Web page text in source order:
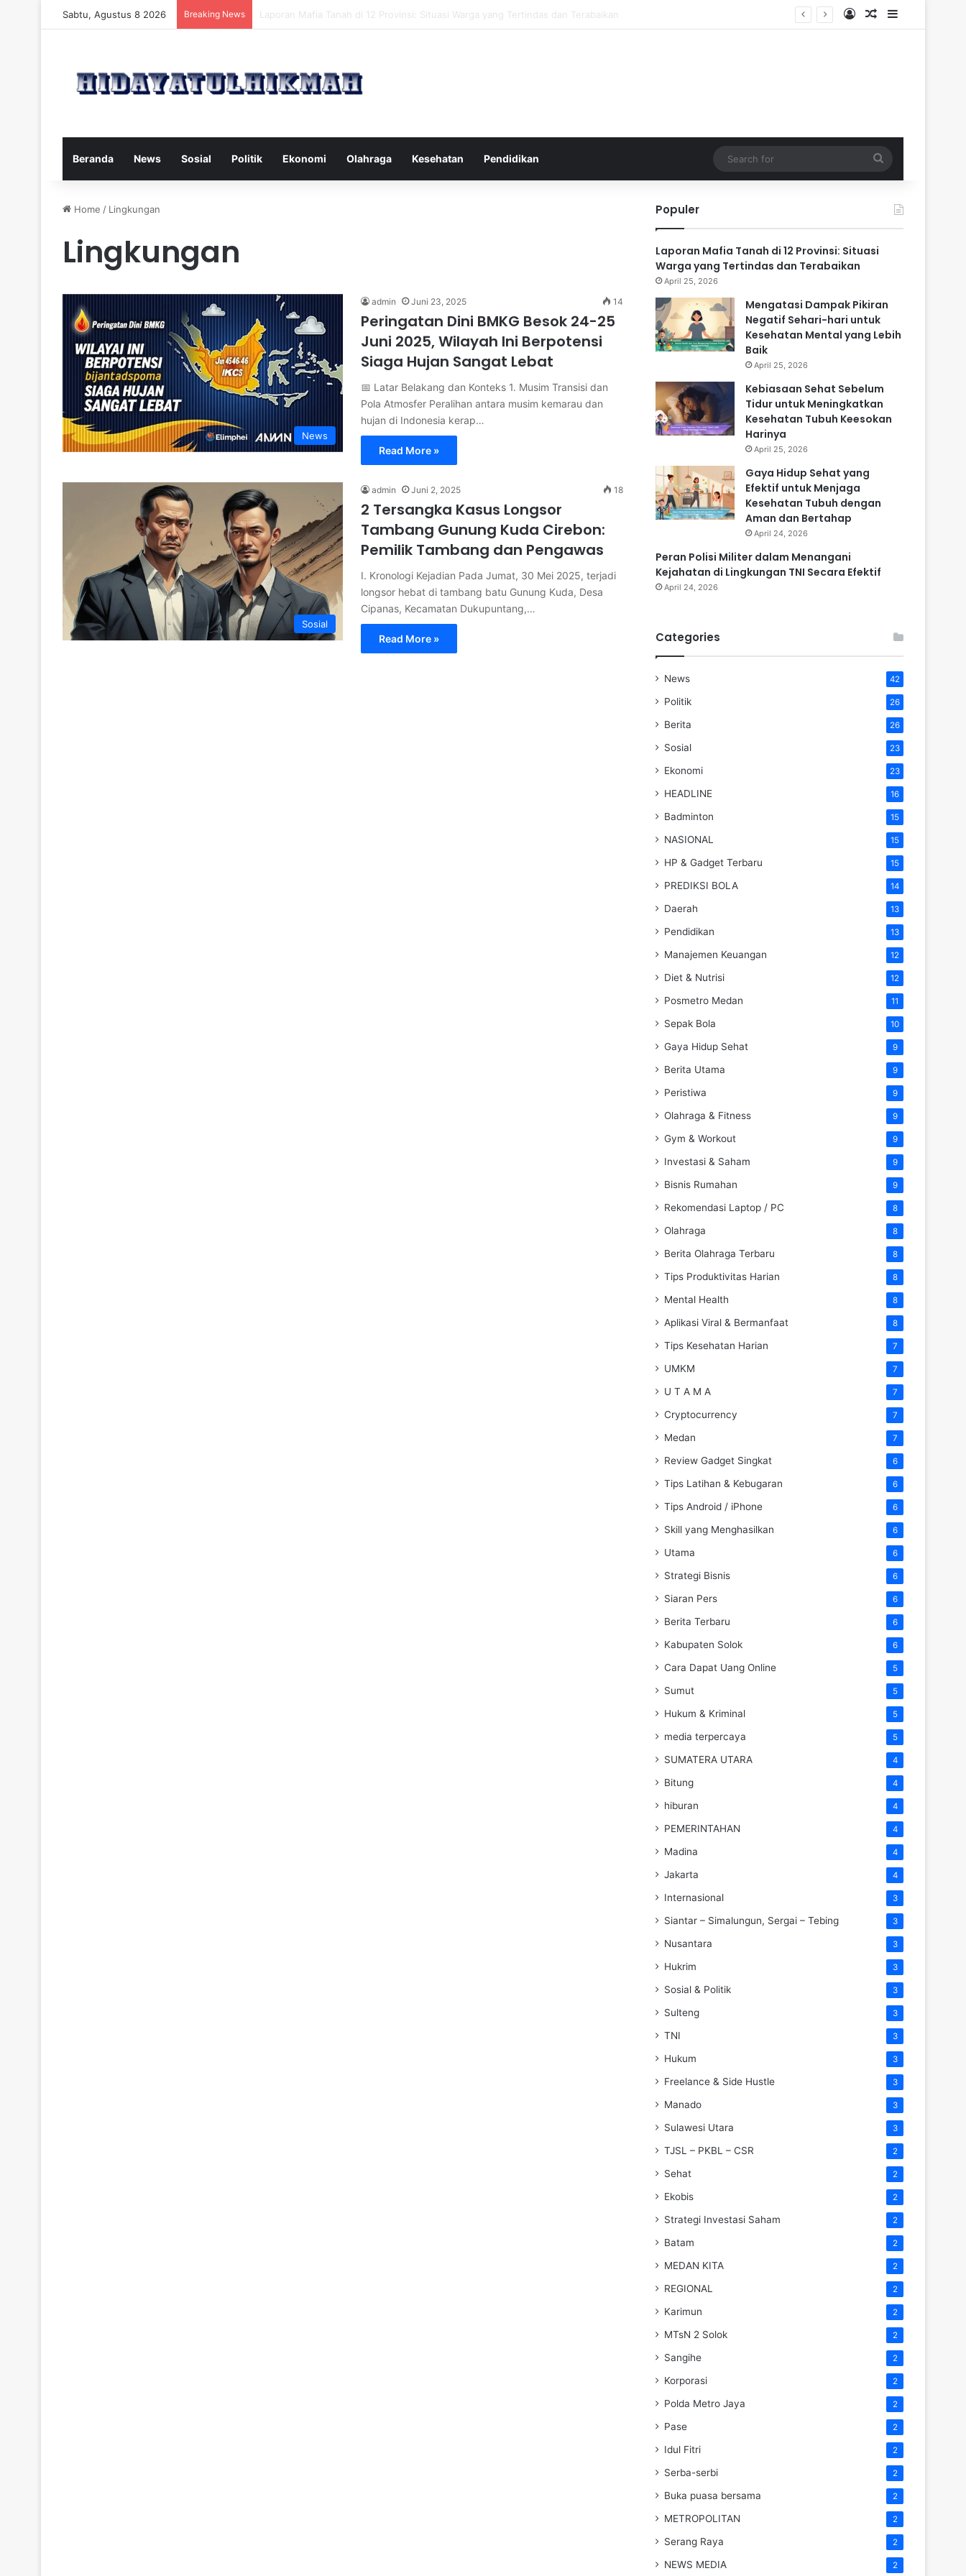
Sabtu, Agustus 8 2026 Breaking News Mengatasi Dampak Pikiran Negatif Sehari-hari untuk Kesehatan Mental yang Lebih Baik Log InRandom Article
Sidebar
Beranda News Sosial Politik Ekonomi Olahraga Kesehatan Pendidikan
for
Home / Lingkungan
Lingkungan
News
admin Juni 23, 2025 14
Peringatan Dini BMKG Besok 24-25
Juni 2025, Wilayah Ini Berpotensi
Siaga Hujan Sangat Lebat
📅 Latar Belakang dan Konteks 1. Musim Transisi dan
Pola Atmosfer Peralihan antara musim kemarau dan
hujan di Indonesia kerap…
Read More »
Sosial
admin Juni 2, 2025 18
2 Tersangka Kasus Longsor
Tambang Gunung Kuda Cirebon:
Pemilik Tambang dan Pengawas
I. Kronologi Kejadian Pada Jumat, 30 Mei 2025, terjadi
longsor hebat di tambang batu Gunung Kuda, Desa
Cipanas, Kecamatan Dukupuntang,…
Read More »
Populer
Laporan Mafia Tanah di 12 Provinsi: Situasi
Warga yang Tertindas dan Terabaikan
April 25, 2026
Mengatasi Dampak Pikiran
Negatif Sehari-hari untuk
Kesehatan Mental yang Lebih
Baik
April 25, 2026
Kebiasaan Sehat Sebelum
Tidur untuk Meningkatkan
Kesehatan Tubuh Keesokan
Harinya
April 25, 2026
Gaya Hidup Sehat yang
Efektif untuk Menjaga
Kesehatan Tubuh dengan
Aman dan Bertahap
April 24, 2026
Peran Polisi Militer dalam Menangani
Kejahatan di Lingkungan TNI Secara Efektif
April 24, 2026
Categories
News 42
Politik 26
Berita 26
Sosial 23
Ekonomi 23
HEADLINE 16
Badminton 15
NASIONAL 15
HP & Gadget Terbaru 15
PREDIKSI BOLA 14
Daerah 13
Pendidikan 13
Manajemen Keuangan 12
Diet & Nutrisi 12
Posmetro Medan 11
Sepak Bola 10
Gaya Hidup Sehat 9
Berita Utama 9
Peristiwa 9
Olahraga & Fitness 9
Gym & Workout 9
Investasi & Saham 9
Bisnis Rumahan 9
Rekomendasi Laptop / PC 8
Olahraga 8
Berita Olahraga Terbaru 8
Tips Produktivitas Harian 8
Mental Health 8
Aplikasi Viral & Bermanfaat 8
Tips Kesehatan Harian 7
UMKM 7
U T A M A 7
Cryptocurrency 7
Medan 7
Review Gadget Singkat 6
Tips Latihan & Kebugaran 6
Tips Android / iPhone 6
Skill yang Menghasilkan 6
Utama 6
Strategi Bisnis 6
Siaran Pers 6
Berita Terbaru 6
Kabupaten Solok 6
Cara Dapat Uang Online 5
Sumut 5
Hukum & Kriminal 5
media terpercaya 5
SUMATERA UTARA 4
Bitung 4
hiburan 4
PEMERINTAHAN 4
Madina 4
Jakarta 4
Internasional 3
Siantar – Simalungun, Sergai – Tebing 3
Nusantara 3
Hukrim 3
Sosial & Politik 3
Sulteng 3
TNI 3
Hukum 3
Freelance & Side Hustle 3
Manado 3
Sulawesi Utara 3
TJSL – PKBL – CSR 2
Sehat 2
Ekobis 2
Strategi Investasi Saham 2
Batam 2
MEDAN KITA 2
REGIONAL 2
Karimun 2
MTsN 2 Solok 2
Sangihe 2
Korporasi 2
Polda Metro Jaya 2
Pase 2
Idul Fitri 2
Serba-serbi 2
Buka puasa bersama 2
METROPOLITAN 2
Serang Raya 2
NEWS MEDIA 2